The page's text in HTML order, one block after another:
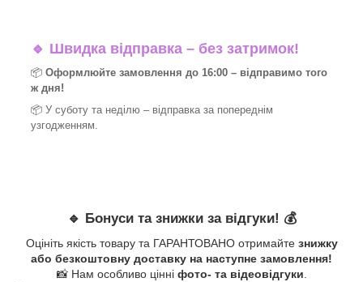
🔹 Швидка відправка – без затримок!
📦 Оформлюйте замовлення до 16:00 – відправимо того
ж дня!
📦 У суботу та неділю – відправка за попереднім
узгодженням.
🔹 Бонуси та знижки за відгуки! 💰
Оцініть якість товару та ГАРАНТОВАНО отримайте знижку
або безкоштовну доставку на наступне замовлення!
📸 Нам особливо цінні фото- та відеовідгуки.